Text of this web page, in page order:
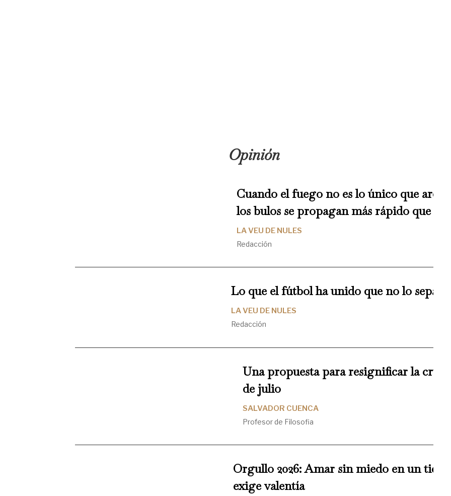
Opinión
Cuando el fuego no es lo único que arde
los bulos se propagan más rápido que las
LA VEU DE NULES
Redacción
Lo que el fútbol ha unido que no lo separe
LA VEU DE NULES
Redacción
Una propuesta para resignificar la cruz
de julio
SALVADOR CUENCA
Profesor de Filosofia
Orgullo 2026: Amar sin miedo en un
exige valentía